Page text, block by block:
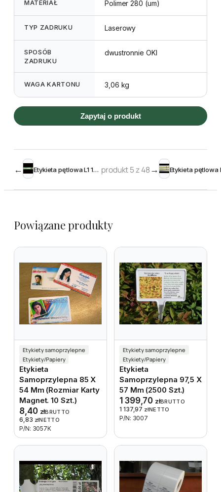
MATERIAŁ Polimer 280 (um)
TYP ZADRUKU Laserowy
SPOSÓB
ZADRUKU
dwustronnie OKI
WAGA KARTONU 3,06 kg
Zapytaj o produkt
← Etykieta pętlowa L1 19 x 210 mm (350szt.) produkt 5 z 48→
Powiązane produkty
Etykiety samoprzylepne
Etykiety/Papiery
Etykieta
Samoprzylepna 85 X
54 Mm (rozmiar Karty
Magnet. 10 Szt.)
8,40 złBRUTTO
6,83 złNETTO
P/N: 3057K
Etykiety samoprzylepne
Etykiety/Papiery
Etykieta
Samoprzylepna 97,5 X
57 Mm (2500 Szt.)
1 399,70 złBRUTTO
1 137,97 złNETTO
P/N: 3007